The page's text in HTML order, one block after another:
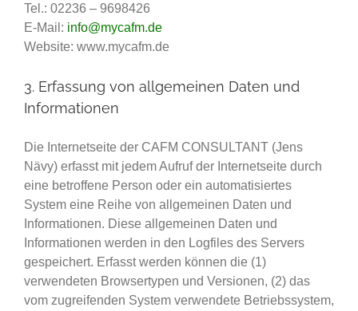
Tel.: 02236 – 9698426
E-Mail: info@mycafm.de
Website: www.mycafm.de
3. Erfassung von allgemeinen Daten und
Informationen
Die Internetseite der CAFM CONSULTANT (Jens
Nävy) erfasst mit jedem Aufruf der Internetseite durch
eine betroffene Person oder ein automatisiertes
System eine Reihe von allgemeinen Daten und
Informationen. Diese allgemeinen Daten und
Informationen werden in den Logfiles des Servers
gespeichert. Erfasst werden können die (1)
verwendeten Browsertypen und Versionen, (2) das
vom zugreifenden System verwendete Betriebssystem,